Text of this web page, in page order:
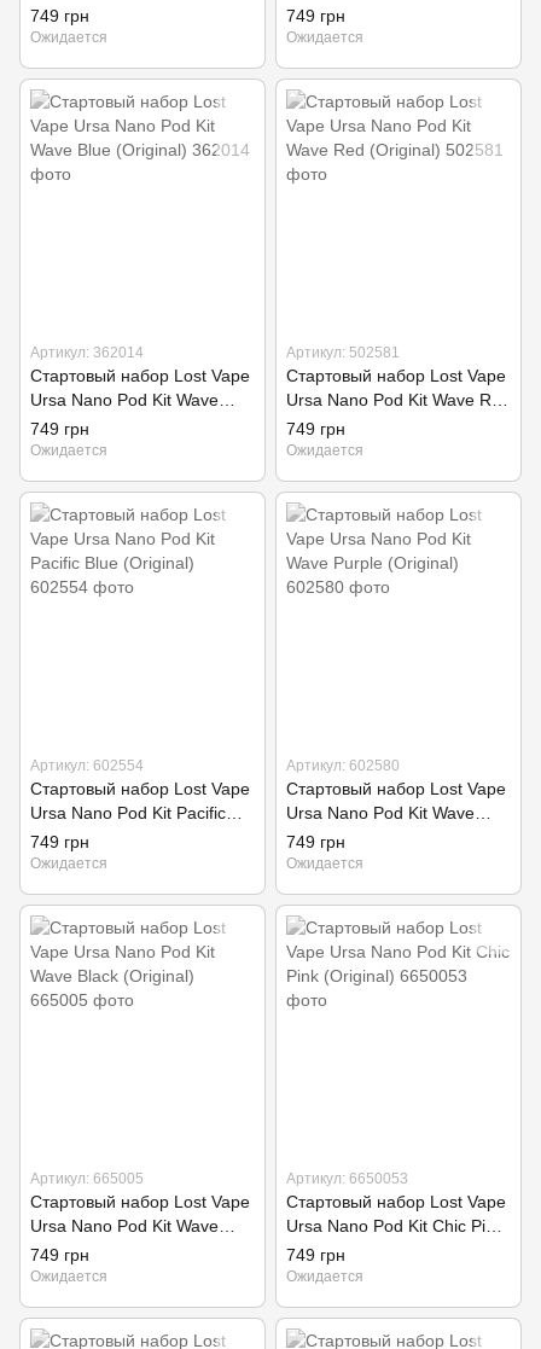
Green (Original)
749 грн
Ожидается
Silver (Original)
749 грн
Ожидается
Артикул: 362014
Стартовый набор Lost Vape
Ursa Nano Pod Kit Wave
Blue (Original)
749 грн
Ожидается
Артикул: 502581
Стартовый набор Lost Vape
Ursa Nano Pod Kit Wave Red
(Original)
749 грн
Ожидается
Артикул: 602554
Стартовый набор Lost Vape
Ursa Nano Pod Kit Pacific
Blue (Original)
749 грн
Ожидается
Артикул: 602580
Стартовый набор Lost Vape
Ursa Nano Pod Kit Wave
Purple (Original)
749 грн
Ожидается
Артикул: 665005
Стартовый набор Lost Vape
Ursa Nano Pod Kit Wave
Black (Original)
749 грн
Ожидается
Артикул: 6650053
Стартовый набор Lost Vape
Ursa Nano Pod Kit Chic Pink
(Original)
749 грн
Ожидается